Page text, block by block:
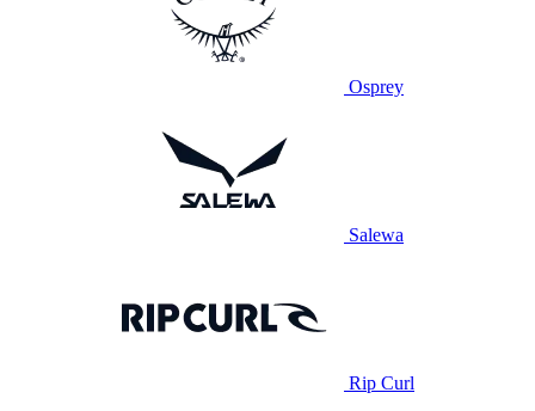
Osprey
Salewa
Rip Curl